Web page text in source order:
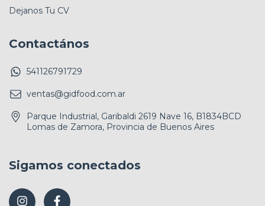
Dejanos Tu CV
Contactános
541126791729
ventas@gidfood.com.ar
Parque Industrial, Garibaldi 2619 Nave 16, B1834BCD
Lomas de Zamora, Provincia de Buenos Aires
Sigamos conectados